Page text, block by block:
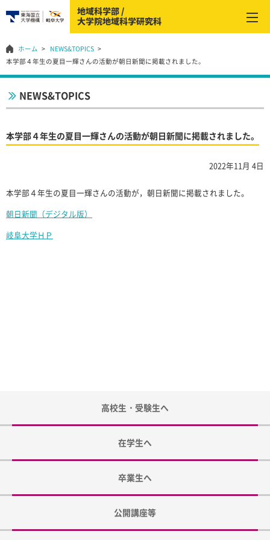
高校生・受験生へ
在学生へ
卒業生へ
公開講座等
ホーム
NEWS&TOPICS
本学部４年生の夏目一輝さんの活動が朝日新聞に掲載されました。
NEWS&TOPICS
本学部４年生の夏目一輝さんの活動が朝日新聞に掲載されました。
2022年11月 4日
本学部４年生の夏目一輝さんの活動が，朝日新聞に掲載されました。
朝日新聞（デジタル版）
岐阜大学ＨＰ